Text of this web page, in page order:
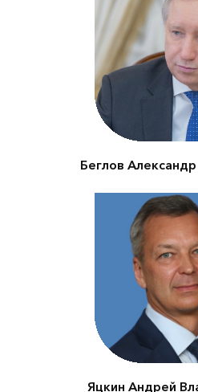
Губернатор
Беглов
Первый
Яцкин Андрей